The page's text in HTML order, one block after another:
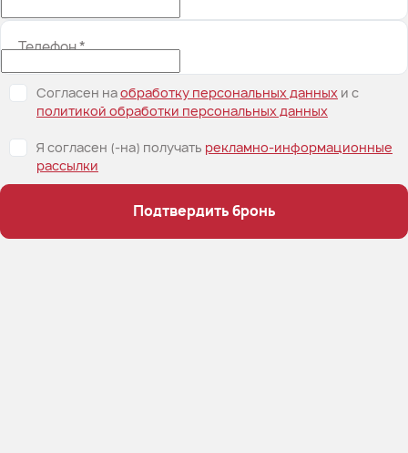
Телефон*
Согласен наобработку персональных данных и c
политикой обработки персональных данных
Я согласен (-на) получать рекламно-информационные
рассылки
Подтвердить бронь